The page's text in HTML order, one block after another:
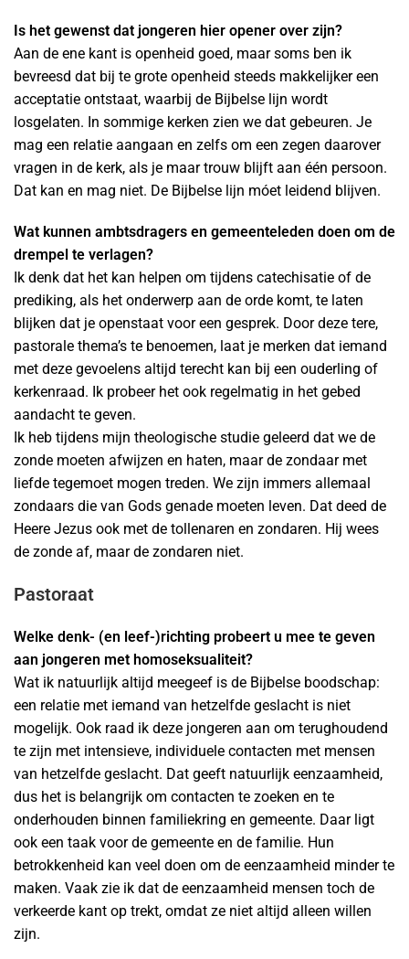
Is het gewenst dat jongeren hier opener over zijn?
Aan de ene kant is openheid goed, maar soms ben ik
bevreesd dat bij te grote openheid steeds makkelijker een
acceptatie ontstaat, waarbij de Bijbelse lijn wordt
losgelaten. In sommige kerken zien we dat gebeuren. Je
mag een relatie aangaan en zelfs om een zegen daarover
vragen in de kerk, als je maar trouw blijft aan één persoon.
Dat kan en mag niet. De Bijbelse lijn móet leidend blijven.
Wat kunnen ambtsdragers en gemeenteleden doen om de
drempel te verlagen?
Ik denk dat het kan helpen om tijdens catechisatie of de
prediking, als het onderwerp aan de orde komt, te laten
blijken dat je openstaat voor een gesprek. Door deze tere,
pastorale thema’s te benoemen, laat je merken dat iemand
met deze gevoelens altijd terecht kan bij een ouderling of
kerkenraad. Ik probeer het ook regelmatig in het gebed
aandacht te geven.
Ik heb tijdens mijn theologische studie geleerd dat we de
zonde moeten afwijzen en haten, maar de zondaar met
liefde tegemoet mogen treden. We zijn immers allemaal
zondaars die van Gods genade moeten leven. Dat deed de
Heere Jezus ook met de tollenaren en zondaren. Hij wees
de zonde af, maar de zondaren niet.
Pastoraat
Welke denk- (en leef-)richting probeert u mee te geven
aan jongeren met homoseksualiteit?
Wat ik natuurlijk altijd meegeef is de Bijbelse boodschap:
een relatie met iemand van hetzelfde geslacht is niet
mogelijk. Ook raad ik deze jongeren aan om terughoudend
te zijn met intensieve, individuele contacten met mensen
van hetzelfde geslacht. Dat geeft natuurlijk eenzaamheid,
dus het is belangrijk om contacten te zoeken en te
onderhouden binnen familiekring en gemeente. Daar ligt
ook een taak voor de gemeente en de familie. Hun
betrokkenheid kan veel doen om de eenzaamheid minder te
maken. Vaak zie ik dat de eenzaamheid mensen toch de
verkeerde kant op trekt, omdat ze niet altijd alleen willen
zijn.